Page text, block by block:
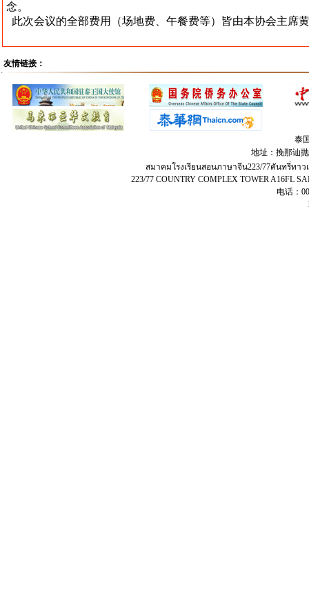
念。
此次会议的全部费用（场地费、午餐费等）皆由本协会主席
友情链接：
泰
地址：挽那讪
สมาคมโรงเรียนสอนภาษาจีน​223​/77​คัน​ท​รี่​ทาว
223/77 COUNTRY COMPLEX TOWER A16FL
电话：